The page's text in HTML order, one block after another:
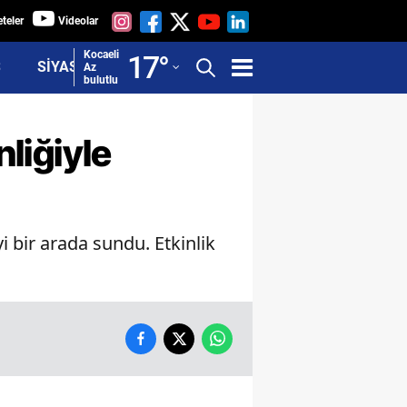
Videolar
SİYASET
Kocaeli
Az
bulutlu
17°
Adana
Adıyaman
Ağrı
Ankara
Aydın
bir arada sundu. Etkinlik